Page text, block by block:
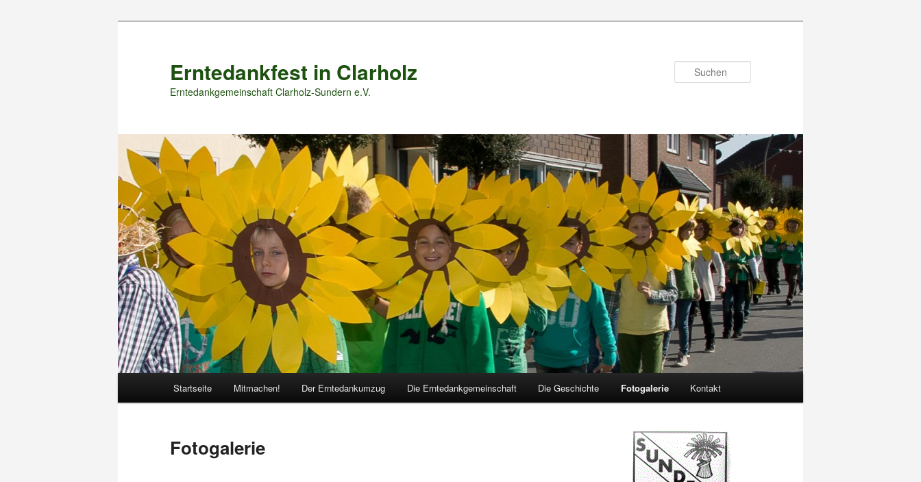
Erntedankfest in Clarholz
Erntedankgemeinschaft Clarholz-Sundern e.V.
Startseite Mitmachen! Der Erntedankumzug Die Erntedankgemeinschaft Die Geschichte Fotogalerie Kontakt
Fotogalerie